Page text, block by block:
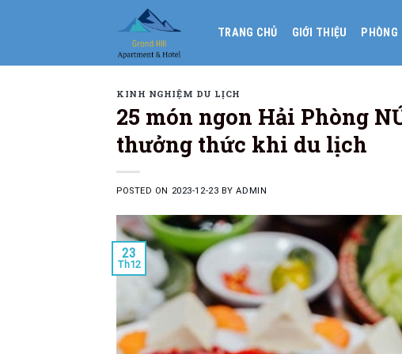
TRANG CHỦ GIỚI THIỆU PHÒNG
KINH NGHIỆM DU LỊCH
25 món ngon Hải Phòng
thưởng thức khi du lịch
POSTED ON 2023-12-23 BYADMIN
23
Th12